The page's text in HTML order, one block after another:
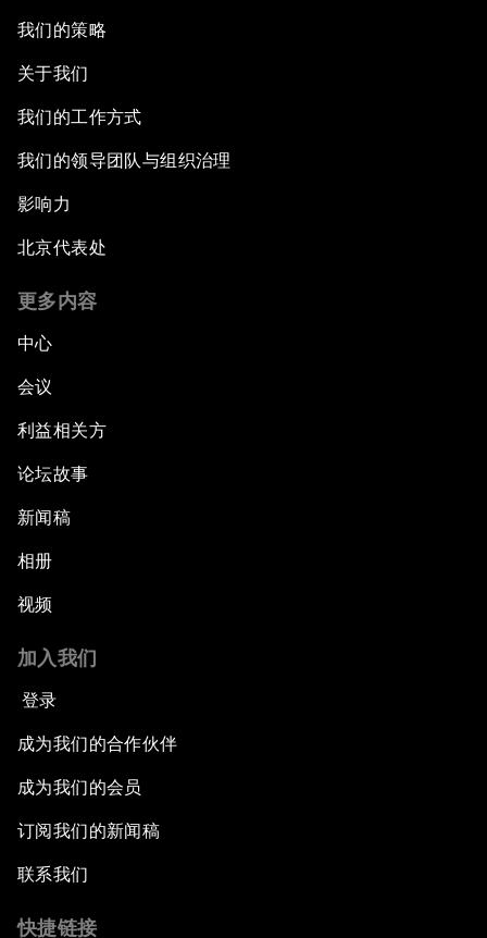
我们的策略
关于我们
我们的工作方式
我们的领导团队与组织治理
影响力
北京代表处
更多内容
中心
会议
利益相关方
论坛故事
新闻稿
相册
视频
加入我们
登录
成为我们的合作伙伴
成为我们的会员
订阅我们的新闻稿
联系我们
快捷链接